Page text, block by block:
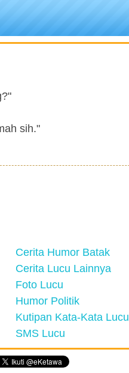
sih."
Cerita Humor Batak
Cerita Lucu Lainnya
Foto Lucu
Humor Politik
Kutipan Kata-Kata Lucu
SMS Lucu